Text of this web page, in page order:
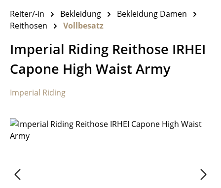
Reiter/-in Bekleidung
Bekleidung Damen
Reithosen
Vollbesatz
Imperial Riding Reithose IRHEI
Capone High Waist Army
Imperial Riding
Bildergalerie überspringen